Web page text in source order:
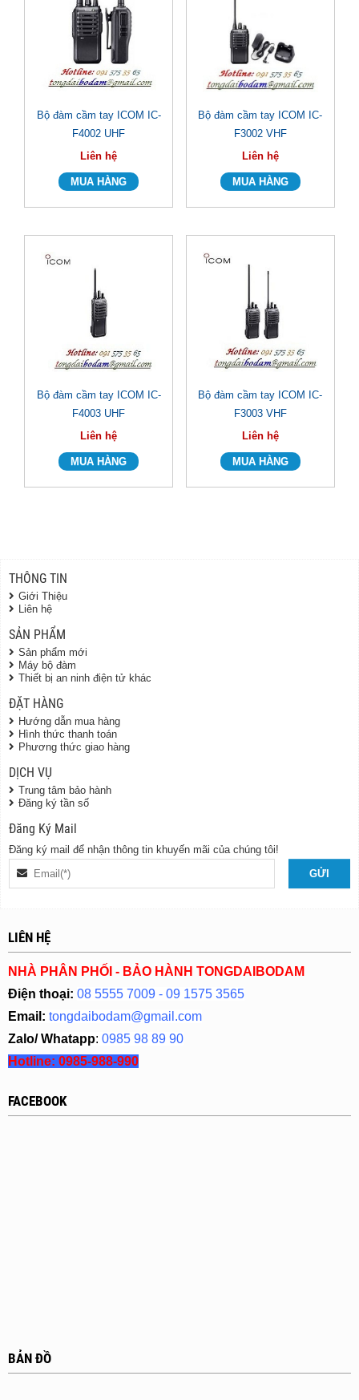
Bộ đàm cầm tay ICOM IC-
F4002 UHF
Liên hệ
Bộ đàm cầm tay ICOM IC-
F3002 VHF
Liên hệ
Bộ đàm cầm tay ICOM IC-
F4003 UHF
Liên hệ
Bộ đàm cầm tay ICOM IC-
F3003 VHF
Liên hệ
THÔNG TIN
Giới Thiệu
Liên hệ
SẢN PHẨM
Sản phẩm mới
Máy bộ đàm
Thiết bị an ninh điện tử khác
ĐẶT HÀNG
Hướng dẫn mua hàng
Hình thức thanh toán
Phương thức giao hàng
DỊCH VỤ
Trung tâm bảo hành
Đăng ký tần số
Đăng Ký Mail
Đăng ký mail để nhận thông tin khuyến mãi của chúng tôi!
LIÊN HỆ
NHÀ PHÂN PHỐI - BẢO HÀNH TONGDAIBODAM
Điện thoại: 08 5555 7009 - 09 1575 3565
Email: tongdaibodam@gmail.com
Zalo/ Whatapp: 0985 98 89 90
Hotline: 0985-988-990
FACEBOOK
BẢN ĐỒ